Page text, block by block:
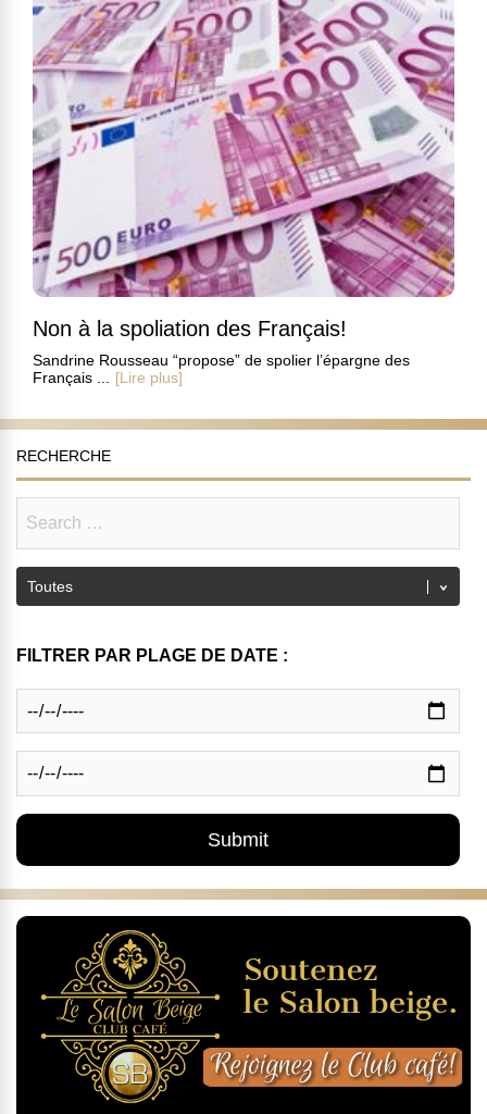
Non à la spoliation des Français!
Sandrine Rousseau “propose” de spolier l’épargne des
Français ...
[Lire plus]
RECHERCHE
FILTRER PAR PLAGE DE DATE :